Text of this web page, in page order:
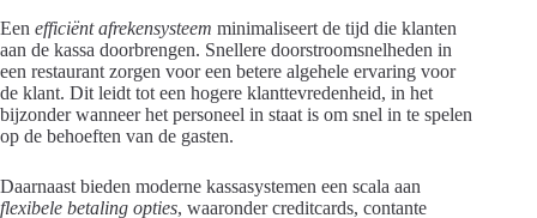
Een efficiënt afrekensysteem minimaliseert de tijd die klanten
aan de kassa doorbrengen. Snellere doorstroomsnelheden in
een restaurant zorgen voor een betere algehele ervaring voor
de klant. Dit leidt tot een hogere klanttevredenheid, in het
bijzonder wanneer het personeel in staat is om snel in te spelen
op de behoeften van de gasten.
Daarnaast bieden moderne kassasystemen een scala aan
flexibele betaling opties, waaronder creditcards, contante